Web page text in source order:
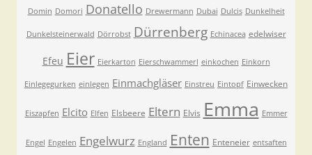
Domin Domori Donatello Drewermann Dubai Dulcis Dunkelheit
Dunkelsteinerwald Dörrobst Dürrenberg Echinacea edelwiser
Efeu Eier Eierkarton Eierschwammerl einkochen Einkorn
Einlegegurken einlegen Einmachgläser Einstreu Eintopf Einwecken
Eiszapfen Elcito Elfen Elsbeere Eltern Elvis Emma Emmer
Engel Engelen Engelwurz England Enten Enteneier entsaften